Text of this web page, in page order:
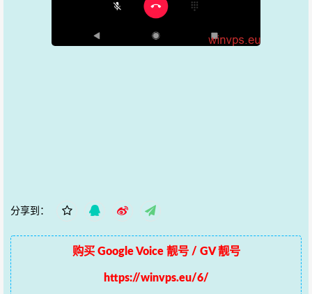
分享到：
购买 Google Voice 靓号 / GV 靓号
https://winvps.eu/6/